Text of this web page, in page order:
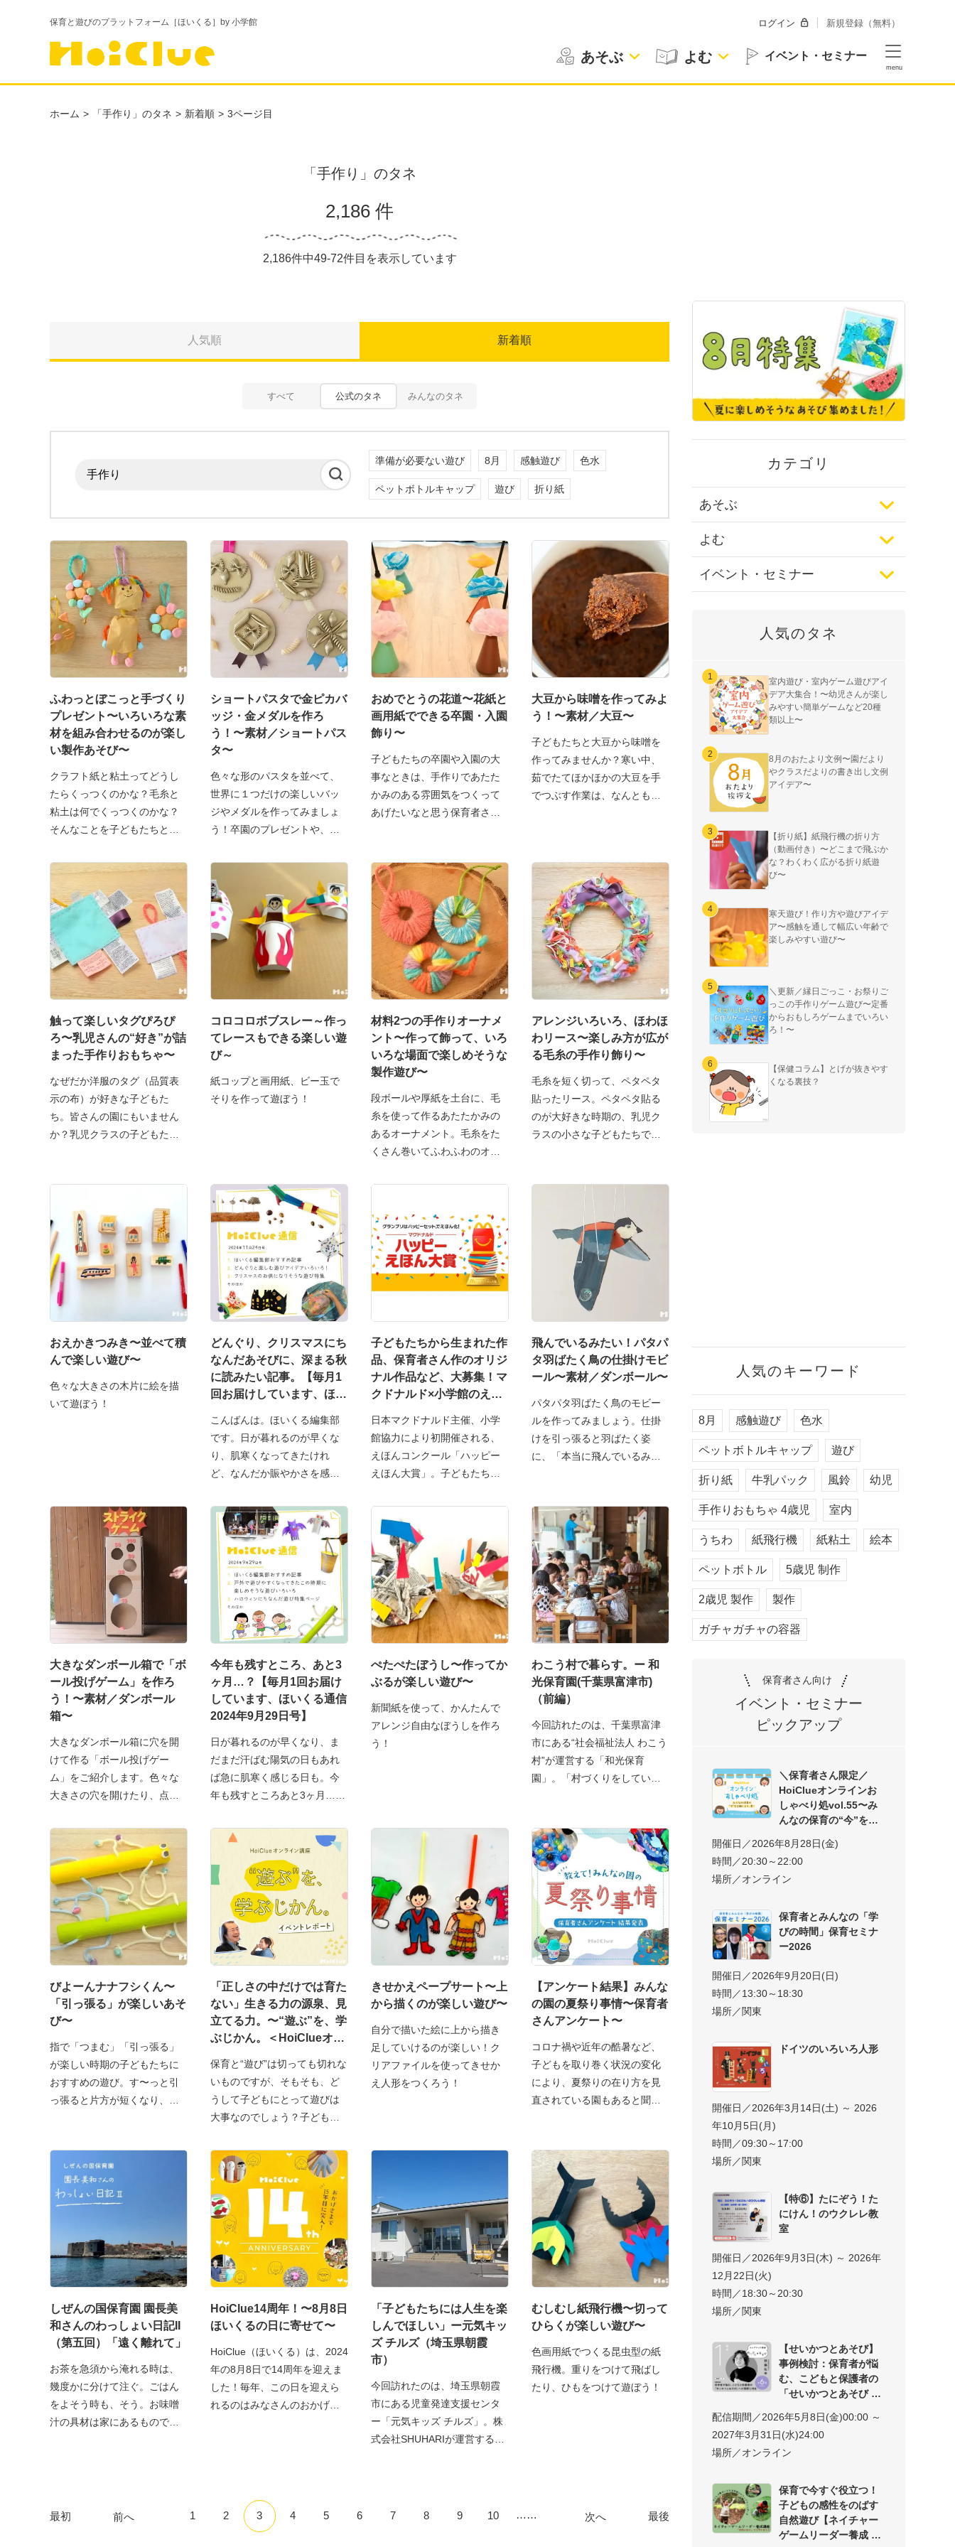
保育と遊びのプラットフォーム［ほいくる］by 小学館
あそぶ よむ イベント・セミナー
ログイン 新規登録（無料）
ホーム 「手作り」のタネ 新着順 3ページ目
「手作り」のタネ
2,186 件
2,186件中49-72件目を表示しています
人気順 新着順
すべて 公式のタネ みんなのタネ
準備が必要ない遊び 8月 感触遊び 色水
ペットボトルキャップ 遊び 折り紙
ふわっとぼこっと手づくり
プレゼント〜いろいろな素
材を組み合わせるのが楽し
い製作あそび〜
クラフト紙と粘土ってどうし
たらくっつくのかな？毛糸と
粘土は何でくっつくのかな？
そんなことを子どもたちと考
ショートパスタで金ピカバ
ッジ・金メダルを作ろ
う！〜素材／ショートパス
タ〜
色々な形のパスタを並べて、
世界に１つだけの楽しいバッ
ジやメダルを作ってみましょ
う！卒園のプレゼントや、運
おめでとうの花道〜花紙と
画用紙でできる卒園・入園
飾り〜
子どもたちの卒園や入園の大
事なときは、手作りであたた
かみのある雰囲気をつくって
あげたいなと思う保育者さん
大豆から味噌を作ってみよ
う！〜素材／大豆〜
子どもたちと大豆から味噌を
作ってみませんか？寒い中、
茹でたてほかほかの大豆を手
でつぶす作業は、なんとも心
触って楽しいタグぴろぴ
ろ〜乳児さんの“好き”が詰
まった手作りおもちゃ〜
なぜだか洋服のタグ（品質表
示の布）が好きな子どもた
ち。皆さんの園にもいません
か？乳児クラスの子どもたち
コロコロボブスレー～作っ
てレースもできる楽しい遊
び～
紙コップと画用紙、ビー玉で
そりを作って遊ぼう！
材料2つの手作りオーナメ
ント〜作って飾って、いろ
いろな場面で楽しめそうな
製作遊び〜
段ボールや厚紙を土台に、毛
糸を使って作るあたたかみの
あるオーナメント。毛糸をた
くさん巻いてふわふわのオー
アレンジいろいろ、ほわほ
わリース〜楽しみ方が広が
る毛糸の手作り飾り〜
毛糸を短く切って、ペタペタ
貼ったリース。ペタペタ貼る
のが大好きな時期の、乳児ク
ラスの小さな子どもたちでも
おえかきつみき〜並べて積
んで楽しい遊び〜
色々な大きさの木片に絵を描
いて遊ぼう！
どんぐり、クリスマスにち
なんだあそびに、深まる秋
に読みたい記事。【毎月1
回お届けしています、ほい
号】
こんばんは。ほいくる編集部
です。日が暮れるのが早くな
り、肌寒くなってきたけれ
ど、なんだか賑やかさを感じ
子どもたちから生まれた作
品、保育者さん作のオリジ
ナル作品など、大募集！マ
クドナルド×小学館のえほ
日本マクドナルド主催、小学
館協力により初開催される、
えほんコンクール「ハッピー
えほん大賞」。子どもたちが
飛んでいるみたい！パタパ
タ羽ばたく鳥の仕掛けモビ
ール〜素材／ダンボール〜
パタパタ羽ばたく鳥のモビー
ルを作ってみましょう。仕掛
けを引っ張ると羽ばたく姿
に、「本当に飛んでいるみた
大きなダンボール箱で「ボ
ール投げゲーム」を作ろ
う！〜素材／ダンボール
箱〜
大きなダンボール箱に穴を開
けて作る「ボール投げゲー
ム」をご紹介します。色々な
大きさの穴を開けたり、点数
今年も残すところ、あと3
ヶ月…？【毎月1回お届け
しています、ほいくる通信
2024年9月29日号】
日が暮れるのが早くなり、ま
だまだ汗ばむ陽気の日もあれ
ば急に肌寒く感じる日も。今
年も残すところあと3ヶ月…！
ぺたぺたぼうし〜作ってか
ぶるが楽しい遊び〜
新聞紙を使って、かんたんで
アレンジ自由なぼうしを作ろ
う！
わこう村で暮らす。ー 和
光保育園(千葉県富津市)
（前編）
今回訪れたのは、千葉県富津
市にある“社会福祉法人 わこう
村”が運営する「和光保育
園」。「村づくりをしている
びよーんナナフシくん〜
「引っ張る」が楽しいあそ
び〜
指で「つまむ」「引っ張る」
が楽しい時期の子どもたちに
おすすめの遊び。す〜っと引
っ張ると片方が短くなり、ま
「正しさの中だけでは育た
ない」生きる力の源泉、見
立てる力。〜“遊ぶ”を、学
ぶじかん。＜HoiClueオン
ト＞〜
保育と“遊び”は切っても切れな
いものですが、そもそも、ど
うして子どもにとって遊びは
大事なのでしょう？子ども
きせかえペープサート〜上
から描くのが楽しい遊び〜
自分で描いた絵に上から描き
足していけるのが楽しい！ク
リアファイルを使ってきせか
え人形をつくろう！
【アンケート結果】みんな
の園の夏祭り事情〜保育者
さんアンケート〜
コロナ禍や近年の酷暑など、
子どもを取り巻く状況の変化
により、夏祭りの在り方を見
直されている園もあると聞い
しぜんの国保育園 園長美
和さんのわっしょい日記II
（第五回）「遠く離れて」
お茶を急須から淹れる時は、
幾度かに分けて注ぐ。ごはん
をよそう時も、そう。お味噌
汁の具材は家にあるものでい
HoiClue14周年！〜8月8日
ほいくるの日に寄せて〜
HoiClue（ほいくる）は、2024
年の8月8日で14周年を迎えま
した！毎年、この日を迎えら
れるのはみなさんのおかげ
「子どもたちには人生を楽
しんでほしい」ー元気キッ
ズ チルズ（埼玉県朝霞
市）
今回訪れたのは、埼玉県朝霞
市にある児童発達支援センタ
ー「元気キッズ チルズ」。株
式会社SHUHARIが運営する元
むしむし紙飛行機〜切って
ひらくが楽しい遊び〜
色画用紙でつくる昆虫型の紙
飛行機。重りをつけて飛ばし
たり、ひもをつけて遊ぼう！
最初 前へ 1 2 3 4 5 6 7 8 9 10 …… 次へ 最後
カテゴリ
あそぶ
よむ
イベント・セミナー
人気のタネ
室内遊び・室内ゲーム遊びアイ
デア大集合！〜幼児さんが楽し
みやすい簡単ゲームなど20種
類以上〜
8月のおたより文例〜園だより
やクラスだよりの書き出し文例
アイデア〜
【折り紙】紙飛行機の折り方
（動画付き）〜どこまで飛ぶか
な？わくわく広がる折り紙遊
び〜
寒天遊び！作り方や遊びアイデ
ア〜感触を通して幅広い年齢で
楽しみやすい遊び〜
＼更新／縁日ごっこ・お祭りご
っこの手作りゲーム遊び〜定番
からおもしろゲームまでいろい
ろ！〜
【保健コラム】とげが抜きやす
くなる裏技？
人気のキーワード
8月 感触遊び 色水
ペットボトルキャップ 遊び
折り紙 牛乳パック 風鈴 幼児
手作りおもちゃ 4歳児 室内
うちわ 紙飛行機 紙粘土 絵本
ペットボトル 5歳児 制作
2歳児 製作 製作
ガチャガチャの容器
保育者さん向け
イベント・セミナー
ピックアップ
＼保育者さん限定／
HoiClueオンラインお
しゃべり処vol.55〜み
んなの保育の“今”を交
開催日／2026年8月28日(金)
時間／20:30～22:00
場所／オンライン
保育者とみんなの「学
びの時間」保育セミナ
ー2026
開催日／2026年9月20日(日)
時間／13:30～18:30
場所／関東
ドイツのいろいろ人形
開催日／2026年3月14日(土) ～ 2026
年10月5日(月)
時間／09:30～17:00
場所／関東
【特⑥】たにぞう！た
にけん！のウクレレ教
室
開催日／2026年9月3日(木) ～ 2026年
12月22日(火)
時間／18:30～20:30
場所／関東
【せいかつとあそび】
事例検討：保育者が悩
む、こどもと保護者の
「せいかつとあそび
配信期間／2026年5月8日(金)00:00 ～
2027年3月31日(水)24:00
場所／オンライン
保育で今すぐ役立つ！
子どもの感性をのばす
自然遊び【ネイチャー
ゲームリーダー養成